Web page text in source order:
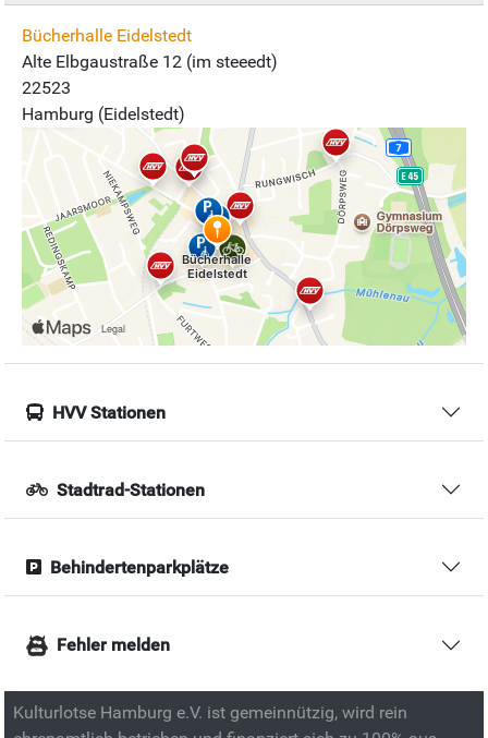
Bücherhalle Eidelstedt
Alte Elbgaustraße 12 (im steeedt)
22523
Hamburg (Eidelstedt)
HVV Stationen
Stadtrad-Stationen
Behindertenparkplätze
Fehler melden
Kulturlotse Hamburg e.V. ist gemeinnützig, wird rein